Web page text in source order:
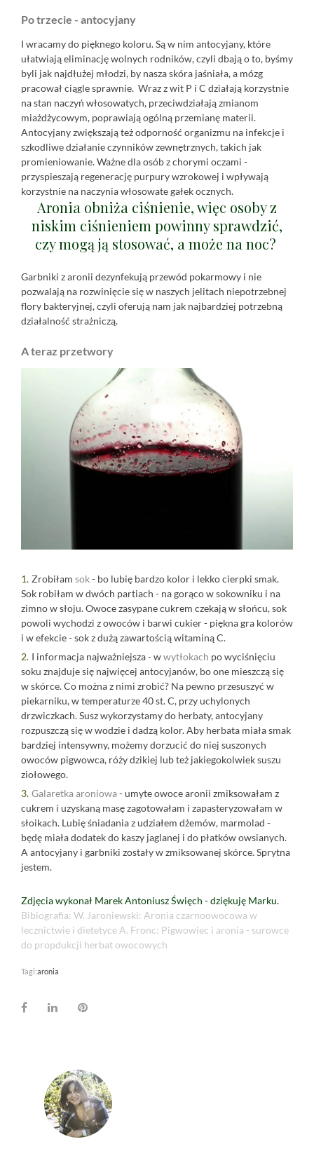
Po trzecie - antocyjany
I wracamy do pięknego koloru. Są w nim antocyjany, które
ułatwiają eliminację wolnych rodników, czyli dbają o to, byśmy
byli jak najdłużej młodzi, by nasza skóra jaśniała, a mózg
pracował ciągle sprawnie. Wraz z wit P i C działają korzystnie
na stan naczyń włosowatych, przeciwdziałają zmianom
miażdżycowym, poprawiają ogólną przemianę materii.
Antocyjany zwiększają też odporność organizmu na infekcje i
szkodliwe działanie czynników zewnętrznych, takich jak
promieniowanie. Ważne dla osób z chorymi oczami -
przyspieszają regenerację purpury wzrokowej i wpływają
korzystnie na naczynia włosowate gałek ocznych.
Aronia obniża ciśnienie, więc osoby z
niskim ciśnieniem powinny sprawdzić,
czy mogą ją stosować, a może na noc?
Garbniki z aronii dezynfekują przewód pokarmowy i nie
pozwalają na rozwinięcie się w naszych jelitach niepotrzebnej
flory bakteryjnej, czyli oferują nam jak najbardziej potrzebną
działalność strażniczą.
A teraz przetwory
Zrobiłam sok- bo lubię bardzo kolor i lekko cierpki smak.
Sok robiłam w dwóch partiach - na gorąco w sokowniku i na
zimno w słoju. Owoce zasypane cukrem czekają w słońcu, sok
powoli wychodzi z owoców i barwi cukier - piękna gra kolorów
i w efekcie - sok z dużą zawartością witaminą C.
I informacja najważniejsza - wwytłokach po wyciśnięciu
soku znajduje się najwięcej antocyjanów, bo one mieszczą się
w skórce. Co można z nimi zrobić? Na pewno przesuszyć w
piekarniku, w temperaturze 40 st. C, przy uchylonych
drzwiczkach. Susz wykorzystamy do herbaty, antocyjany
rozpuszczą się w wodzie i dadzą kolor. Aby herbata miała smak
bardziej intensywny, możemy dorzucić do niej suszonych
owoców pigwowca, róży dzikiej lub też jakiegokolwiek suszu
ziołowego.
Galaretka aroniowa- umyte owoce aronii zmiksowałam z
cukrem i uzyskaną masę zagotowałam i zapasteryzowałam w
słoikach. Lubię śniadania z udziałem dżemów, marmolad -
będę miała dodatek do kaszy jaglanej i do płatków owsianych.
A antocyjany i garbniki zostały w zmiksowanej skórce. Sprytna
jestem.
Zdjęcia wykonał Marek Antoniusz Święch - dziękuję Marku.
Bibiografia: W. Jaroniewski: Aronia czarnoowocowa w
lecznictwie i dietetyce A. Fronc: Pigwowiec i aronia - surowce
do propdukcji herbat owocowych
Tagi:aronia
FacebookLinkedInPinterest